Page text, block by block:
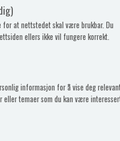
& hent
for at nettstedet skal være brukbar. Du
ellers ikke vil fungere korrekt.
informasjon for å vise deg
eller temaer som du kan være